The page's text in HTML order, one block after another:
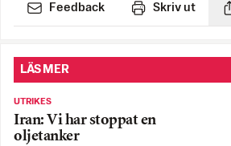
Feedback Skriv ut
LÄS MER
UTRIKES
Iran: Vi har stoppat en
oljetanker